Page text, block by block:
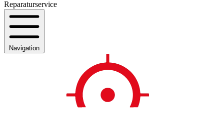
Reparaturservice
Navigation